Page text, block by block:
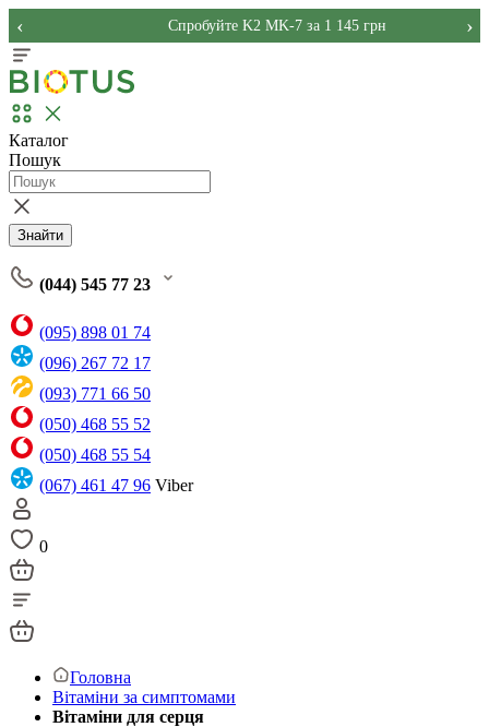
Спробуйте K2 MK-7 за 1 145 грн
‹ ›
Каталог
Пошук
Знайти
(044) 545 77 23
(095) 898 01 74
(096) 267 72 17
(093) 771 66 50
(050) 468 55 52
(050) 468 55 54
(067) 461 47 96 Viber
0
Головна
Вітаміни за симптомами
Вітаміни для серця